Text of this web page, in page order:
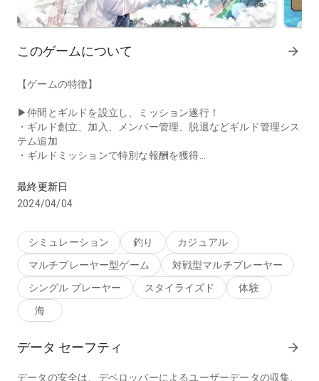
このゲームについて arrow_forward
【ゲームの特徴】
▶仲間とギルドを設立し、ミッション遂行！
・ギルド創立、加入、メンバー管理、脱退などギルド管理シス
テム追加
・ギルドミッションで特別な報酬を獲得
▶釣りの助っ人「傭兵」登場！
・傭兵を雇用するとログインしなくても釣りができちゃう！
▶リールの手応えがたまらない！
・手軽に楽しめるリアル釣りがココに！
・リールを巻く感覚がヤミツキになる！
▶大物と繰り広げるリアルな勝負！
・ワカサギからモンスター魚まで、様々な魚が出現！
▶競争と対決で楽しさ倍増！
最終更新日
2024/04/04
シミュレーション 釣り
カジュアル
マルチプレーヤー型ゲーム
対戦型マルチプレーヤー
シングル プレーヤー
スタイライズド
体験
海
データ セーフティ arrow_forward
データの安全は、デベロッパーによるユーザーデータの収集、